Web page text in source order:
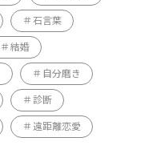
石言葉
結婚
自分磨き
診断
遠距離恋愛